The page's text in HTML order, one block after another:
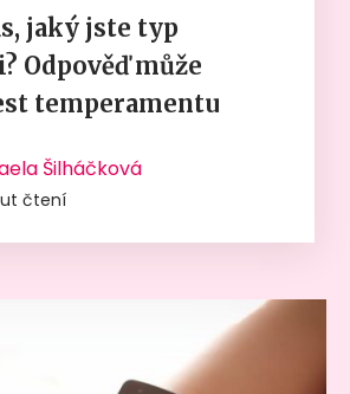
jaký jste typ
Odpověď může
temperamentu
Šilháčková
čtení